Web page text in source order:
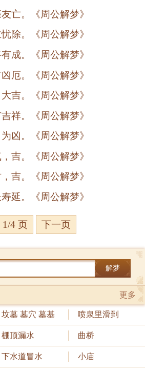
亡。《周公解梦》
除。《周公解梦》
成。《周公解梦》
厄。《周公解梦》
吉。《周公解梦》
祥。《周公解梦》
凶。《周公解梦》
吉。《周公解梦》
吉。《周公解梦》
延。《周公解梦》
1/4 页 下一页
解梦
更多
坟墓 墓穴 墓基 喷泉里滑到
棚顶漏水 曲桥
下水道冒水 小庙